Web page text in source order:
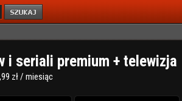
i seriali premium + telewizja
zł / miesiąc